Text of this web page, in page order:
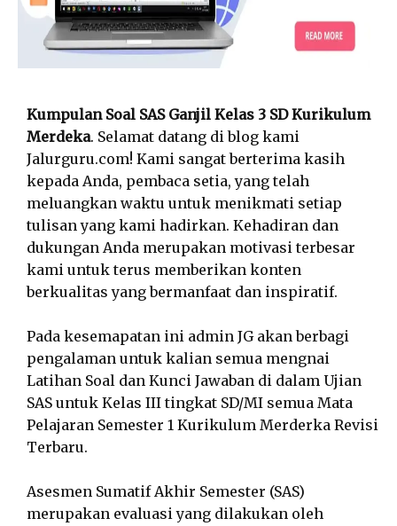
Kumpulan Soal SAS Ganjil Kelas 3 SD Kurikulum
Merdeka. Selamat datang di blog kami
Jalurguru.com! Kami sangat berterima kasih
kepada Anda, pembaca setia, yang telah
meluangkan waktu untuk menikmati setiap
tulisan yang kami hadirkan. Kehadiran dan
dukungan Anda merupakan motivasi terbesar
kami untuk terus memberikan konten
berkualitas yang bermanfaat dan inspiratif.
Pada kesemapatan ini admin JG akan berbagi
pengalaman untuk kalian semua mengnai
Latihan Soal dan Kunci Jawaban di dalam Ujian
SAS untuk Kelas III tingkat SD/MI semua Mata
Pelajaran Semester 1 Kurikulum Merderka Revisi
Terbaru.
Asesmen Sumatif Akhir Semester (SAS)
merupakan evaluasi yang dilakukan oleh